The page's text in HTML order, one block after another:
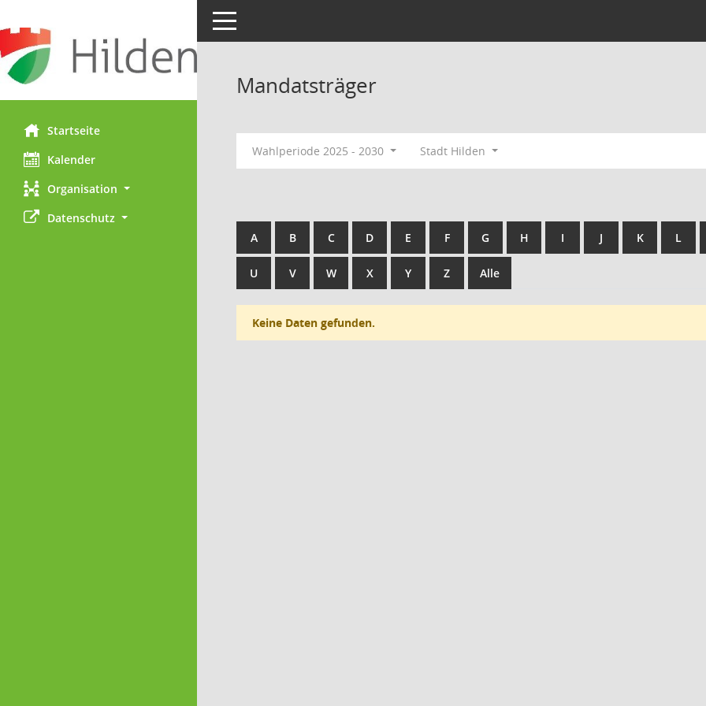
Startseite
Kalender
Organisation
Datenschutz
Toggle navigation
Mandatsträger
Wahlperiode 2025 - 2030 Stadt Hilden
A B C D E F G H I J K L
U V W X Y Z Alle
Keine Daten gefunden.